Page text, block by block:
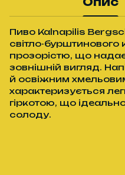
Пиво Kalnapilis
світло-
прозорістю, що
зовнішній вигляд.
й освіжним
характеризується
гіркотою, що
солоду.